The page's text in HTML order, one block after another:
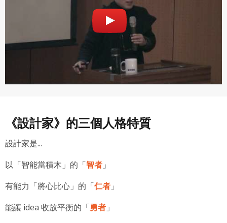
《設計家》的三個人格特質
設計家是...
以「智能當積木」的「智者 」
有能力「將心比心」的「仁者 」
能讓 idea 收放平衡的「勇者 」
使用 Google 帳號登入
使用 Google 帳號註冊
系統表示您同意會員合約：
一、定義條款
授權內容：係指吉寶系統有限公司（吉寶系統公司）所有或
經授權使用而置放於吉寶知識系統網站或系統內之著作物。